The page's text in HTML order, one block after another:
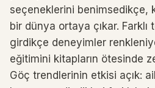
seçeneklerini benimsedikçe,
bir dünya ortaya çıkar.
girdikçe deneyimler
eğitimini kitapların ötesinde
Göç trendlerinin etkisi açık: